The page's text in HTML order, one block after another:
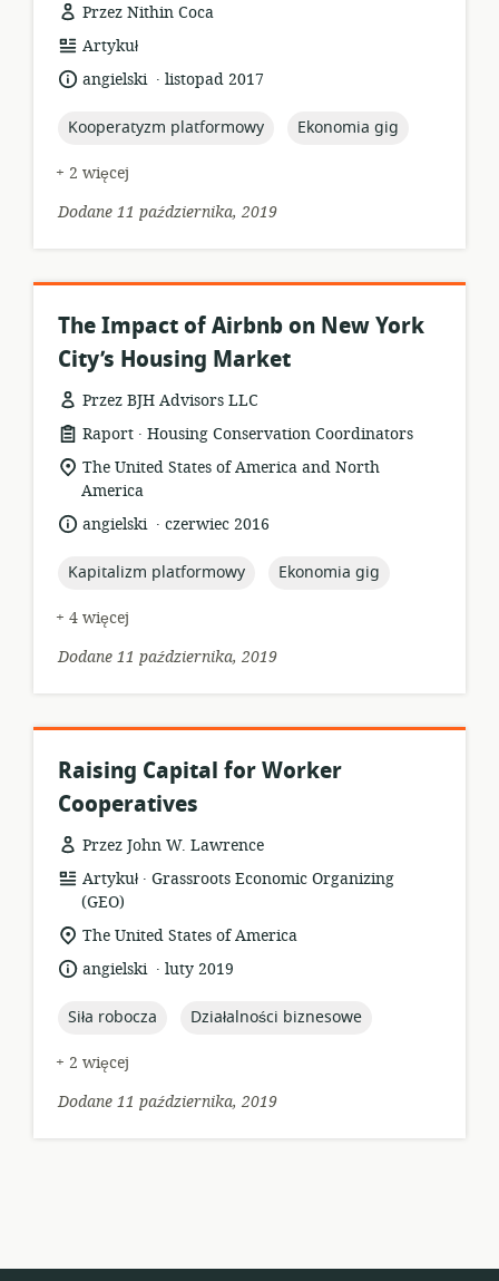
Przez Nithin Coca
format
zasobów:
Artykuł
język:angielski .
datalistopad 2017
topic:
Kooperatyzm platformowy topic:
Ekonomia gig
+ 2 więcej
Dodane 11 października, 2019
The Impact of Airbnb on New York
City’s Housing Market
Przez BJH Advisors LLC
format
zasobów:
Raport .
wydawca:
Housing Conservation Coordinators
istotna
lokalizacja:
The United States of America and North
America
język:angielski .
dataczerwiec 2016
topic:
Kapitalizm platformowy topic:
Ekonomia gig
+ 4 więcej
Dodane 11 października, 2019
Raising Capital for Worker
Cooperatives
Przez John W. Lawrence
format
zasobów:
Artykuł .
wydawca:
Grassroots Economic Organizing
(GEO)
istotna
lokalizacja:
The United States of America
język:angielski .
dataluty 2019
topic:
Siła robocza topic:
Działalności biznesowe
+ 2 więcej
Dodane 11 października, 2019